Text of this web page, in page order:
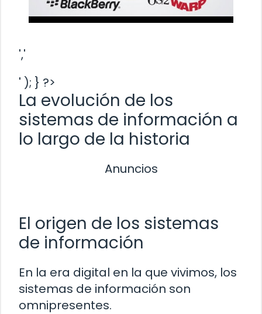
','
' ); } ?>
La evolución de los
sistemas de información a
lo largo de la historia
Anuncios
El origen de los sistemas
de información
En la era digital en la que vivimos, los
sistemas de información son
omnipresentes.